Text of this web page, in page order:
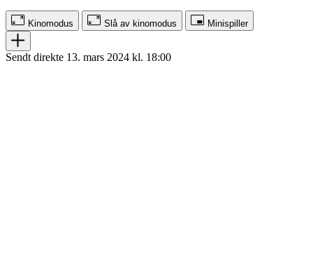
Kinomodus Slå av kinomodus Minispiller
Sendt direkte 13. mars 2024 kl. 18:00